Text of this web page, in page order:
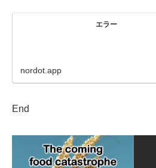
エラー
nordot.app
End